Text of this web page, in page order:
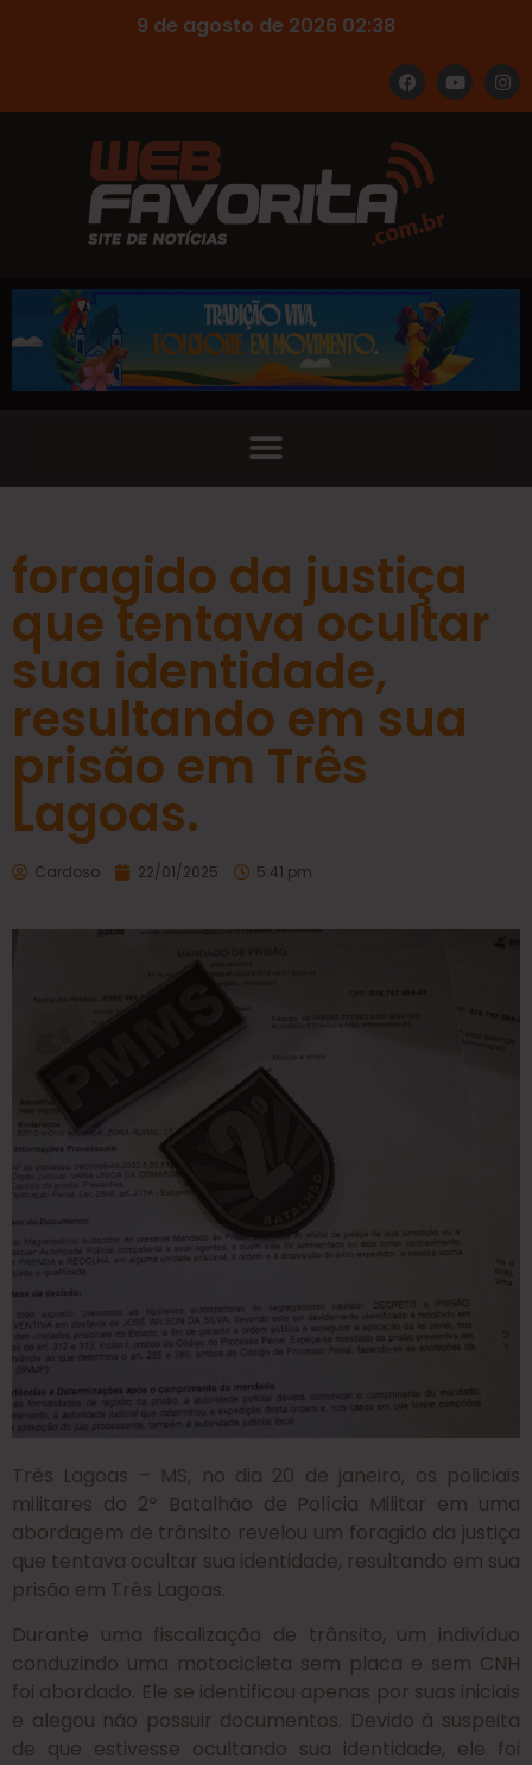
9 de agosto de 2026 02:38
foragido da justiça
que tentava ocultar
sua identidade,
resultando em sua
prisão em Três
Lagoas.
Cardoso 22/01/2025 5:41 pm
Três Lagoas – MS, no dia 20 de janeiro, os policiais
militares do 2º Batalhão de Polícia Militar em uma
abordagem de trânsito revelou um foragido da justiça
que tentava ocultar sua identidade, resultando em sua
prisão em Três Lagoas.
Durante uma fiscalização de trânsito, um indivíduo
conduzindo uma motocicleta sem placa e sem CNH
foi abordado. Ele se identificou apenas por suas iniciais
e alegou não possuir documentos. Devido à suspeita
de que estivesse ocultando sua identidade, ele foi